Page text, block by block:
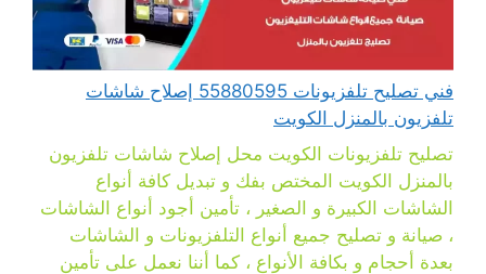
فني تصليح تلفزيونات 55880595 إصلاح شاشات
تلفزيون بالمنزل الكويت
تصليح تلفزيونات الكويت محل إصلاح شاشات تلفزيون
بالمنزل الكويت المختص بفك و تبديل كافة أنواع
الشاشات الكبيرة و الصغير ، تأمين أجود أنواع الشاشات
، صيانة و تصليح جميع أنواع التلفزيونات و الشاشات
بعدة أحجام و بكافة الأنواع ، كما أننا نعمل على تأمين